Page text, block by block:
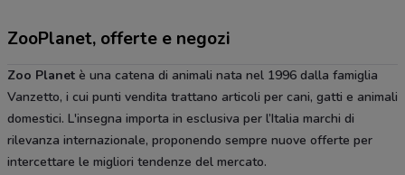
ZooPlanet, offerte e negozi
Zoo Planet è una catena di animali nata nel 1996 dalla famiglia
Vanzetto, i cui punti vendita trattano articoli per cani, gatti e animali
domestici. L'insegna importa in esclusiva per l’Italia marchi di
rilevanza internazionale, proponendo sempre nuove offerte per
intercettare le migliori tendenze del mercato.